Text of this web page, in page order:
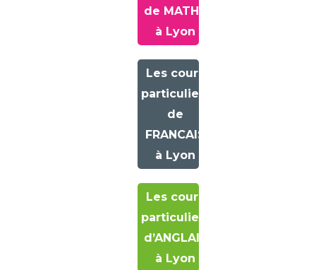
de MATHS
à Lyon
Les cours
particuliers
de
FRANCAIS
à Lyon
Les cours
particuliers
d’ANGLAIS
à Lyon